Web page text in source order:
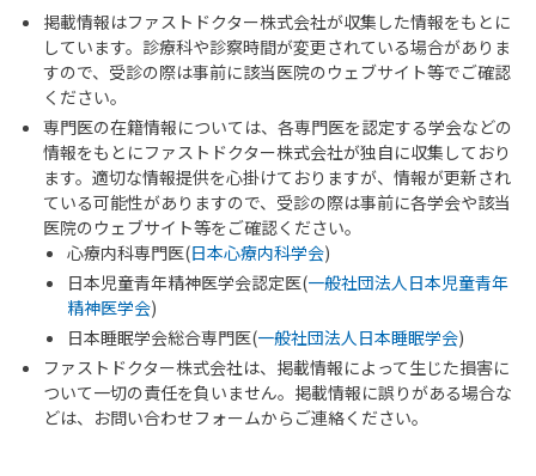
掲載情報はファストドクター株式会社が収集した情報をもとに
しています。診療科や診察時間が変更されている場合がありま
すので、受診の際は事前に該当医院のウェブサイト等でご確認
ください。
専門医の在籍情報については、各専門医を認定する学会などの
情報をもとにファストドクター株式会社が独自に収集しており
ます。適切な情報提供を心掛けておりますが、情報が更新され
ている可能性がありますので、受診の際は事前に各学会や該当
医院のウェブサイト等をご確認ください。
心療内科専門医(日本心療内科学会)
日本児童青年精神医学会認定医(一般社団法人日本児童青年
精神医学会)
日本睡眠学会総合専門医(一般社団法人日本睡眠学会)
ファストドクター株式会社は、掲載情報によって生じた損害に
ついて一切の責任を負いません。掲載情報に誤りがある場合な
どは、お問い合わせフォームからご連絡ください。